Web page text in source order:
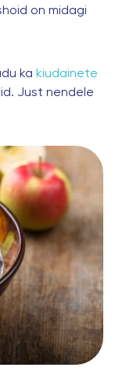
on midagi
ka kiudainete
Just nendele